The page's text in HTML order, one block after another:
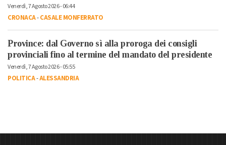
Venerdì, 7 Agosto 2026 - 06:44
CRONACA-CASALE MONFERRATO
Province: dal Governo sì alla proroga dei consigli
provinciali fino al termine del mandato del presidente
Venerdì, 7 Agosto 2026 - 05:55
POLITICA-ALESSANDRIA